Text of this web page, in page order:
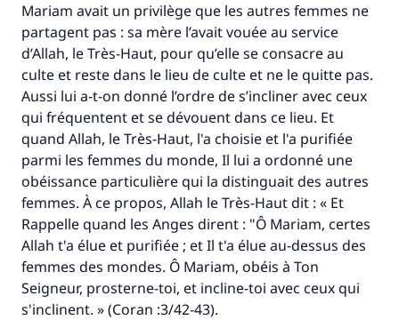
Mariam avait un privilège que les autres femmes ne
partagent pas : sa mère l’avait vouée au service
d’Allah, le Très-Haut, pour qu’elle se consacre au
culte et reste dans le lieu de culte et ne le quitte pas.
Aussi lui a-t-on donné l’ordre de s’incliner avec ceux
qui fréquentent et se dévouent dans ce lieu. Et
quand Allah, le Très-Haut, l'a choisie et l'a purifiée
parmi les femmes du monde, Il lui a ordonné une
obéissance particulière qui la distinguait des autres
femmes. À ce propos, Allah le Très-Haut dit : « Et
Rappelle quand les Anges dirent : "Ô Mariam, certes
Allah t'a élue et purifiée ; et Il t'a élue au-dessus des
femmes des mondes. Ô Mariam, obéis à Ton
Seigneur, prosterne-toi, et incline-toi avec ceux qui
s'inclinent. » (Coran :3/42-43).